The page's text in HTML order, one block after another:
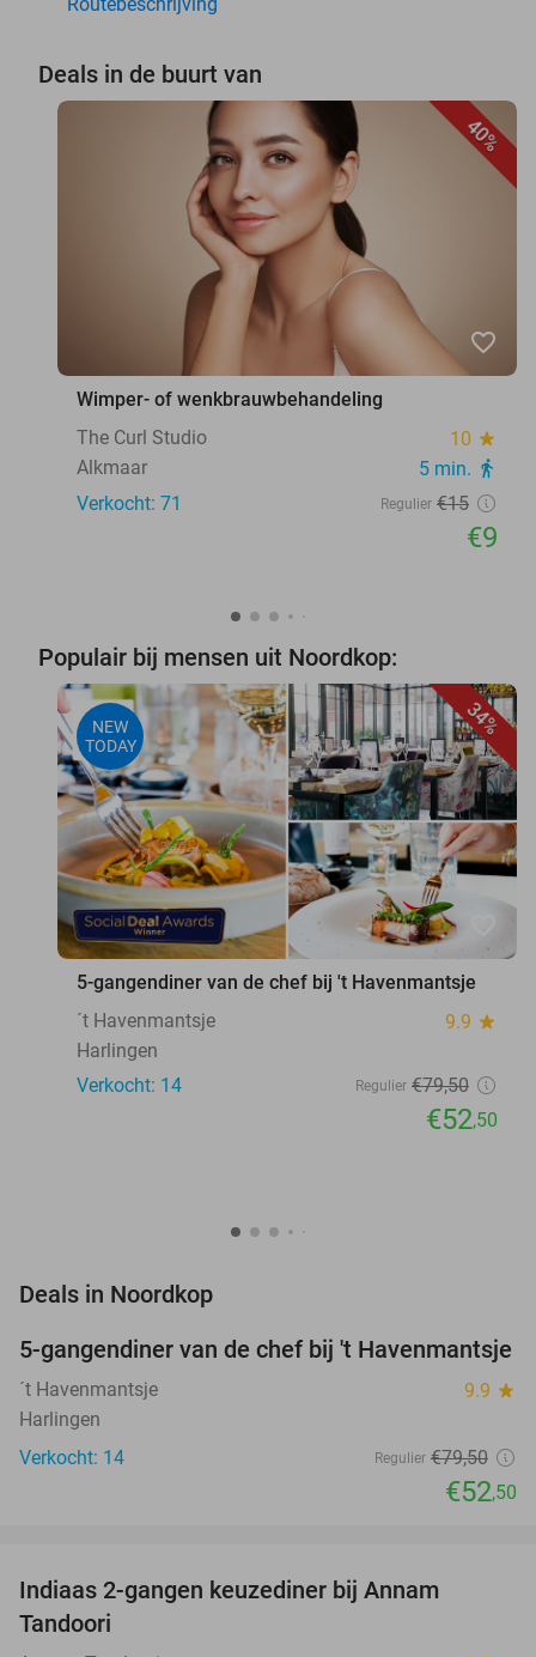
Deals in de buurt van
40%
favorite_border
Wimper- of wenkbrauwbehandeling
The Curl Studio
10 star
Alkmaar 5 min. directions_walk
Verkocht: 71 Regulier €15
€9
Populair bij mensen uit Noordkop:
34%
NEW
TODAY
favorite_border
5-gangendiner van de chef bij 't Havenmantsje
´t Havenmantsje
9.9 star
Harlingen
Verkocht: 14
Regulier €79,50
€52,50
Deals in Noordkop
34%
NEW
TODAY
5-gangendiner van de chef bij 't Havenmantsje
´t Havenmantsje 9.9 star
Harlingen
Verkocht: 14
Regulier €79,50
€52,50
Indiaas 2-gangen keuzediner bij Annam
Tandoori